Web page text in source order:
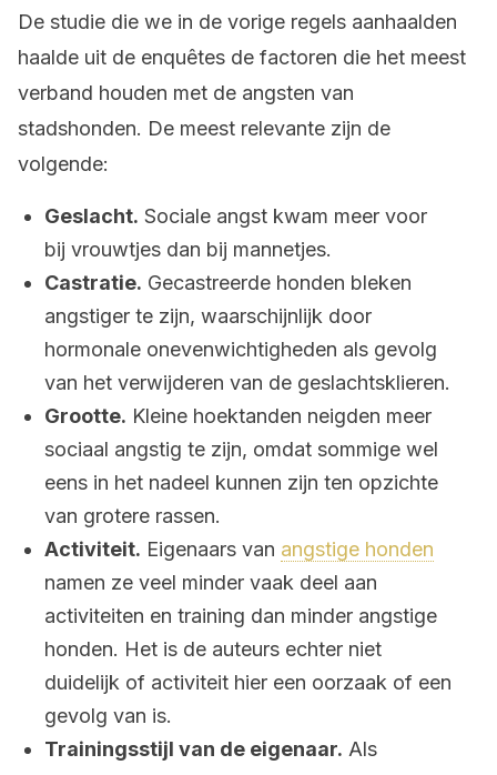
De studie die we in de vorige regels aanhaalden
haalde uit de enquêtes de factoren die het meest
verband houden met de angsten van
stadshonden. De meest relevante zijn de
volgende:
Geslacht. Sociale angst kwam meer voor
bij vrouwtjes dan bij mannetjes.
Castratie. Gecastreerde honden bleken
angstiger te zijn, waarschijnlijk door
hormonale onevenwichtigheden als gevolg
van het verwijderen van de geslachtsklieren.
Grootte. Kleine hoektanden neigden meer
sociaal angstig te zijn, omdat sommige wel
eens in het nadeel kunnen zijn ten opzichte
van grotere rassen.
Activiteit. Eigenaars van angstige honden
namen ze veel minder vaak deel aan
activiteiten en training dan minder angstige
honden. Het is de auteurs echter niet
duidelijk of activiteit hier een oorzaak of een
gevolg van is.
Trainingsstijl van de eigenaar. Als